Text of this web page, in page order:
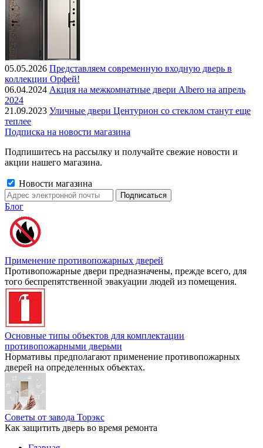
05.05.2026 Представляем современную входную дверь в
коллекции Орфей!
06.04.2024 Акция на межкомнатные двери Albero на апрель
2024
21.09.2023 Уличные двери Центурион со стеклом станут еще
теплее
Подписка на новости магазина
Подпишитесь на рассылку и получайте свежие новости и
акции нашего магазина.
Новости магазина
Блог
Применение противопожарных дверей
Противопожарные двери предназначены, прежде всего, для
того беспрепятственной эвакуации людей из помещения.
Основные типы объектов для комплектации
противопожарными дверьми
Нормативы предполагают применение противопожарных
дверей на определенных объектах.
Советы от завода Торэкс
Как защитить дверь во время ремонта